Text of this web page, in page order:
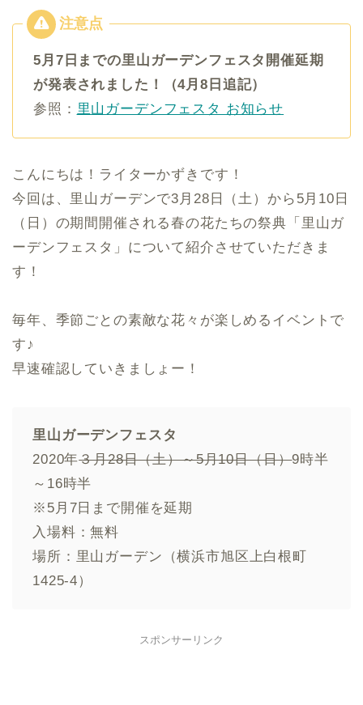
5月7日までの里山ガーデンフェスタ開催延期
が発表されました！（4月8日追記）
参照： 里山ガーデンフェスタ お知らせ
こんにちは！ライターかずきです！
今回は、里山ガーデンで3月28日（土）から5月10日
（日）の期間開催される春の花たちの祭典「里山ガ
ーデンフェスタ」について紹介させていただきま
す！
毎年、季節ごとの素敵な花々が楽しめるイベントで
す♪
早速確認していきましょー！
里山ガーデンフェスタ
2020年３月28日（土）～5月10日（日）9時半
～16時半
※5月7日まで開催を延期
入場料：無料
場所：里山ガーデン（横浜市旭区上白根町
1425-4）
スポンサーリンク